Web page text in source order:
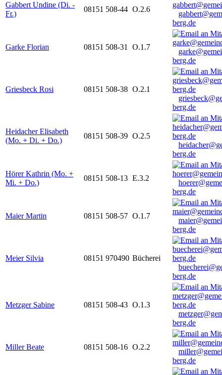
Gabbert Undine (Di. -
Fr.)
08151 508-44 O.2.6
berg.de
Garke Florian 08151 508-31 O.1.7
berg.de
Griesbeck Rosi 08151 508-38 O.2.1
berg.de
Heidacher Elisabeth
(Mo. + Di. + Do.)
08151 508-39 O.2.5
berg.de
Hörer Kathrin (Mo. +
Mi. + Do.)
08151 508-13 E.3.2
berg.de
Maier Martin 08151 508-57 O.1.7
berg.de
Meier Silvia 08151 970490 Bücherei
berg.de
Metzger Sabine 08151 508-43 O.1.3
berg.de
Miller Beate 08151 508-16 O.2.2
berg.de